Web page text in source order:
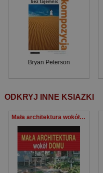
Bryan Peterson
ODKRYJ INNE KSIAZKI
Mała architektura wokół domu